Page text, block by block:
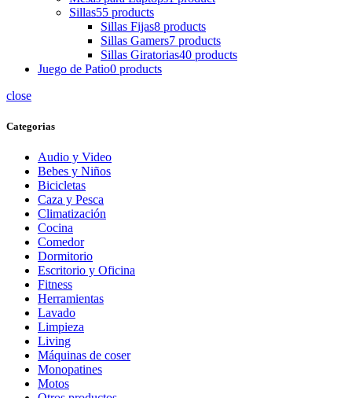
Sillas55 products
Sillas Fijas8 products
Sillas Gamers7 products
Sillas Giratorias40 products
Juego de Patio0 products
close
Categorias
Audio y Video
Bebes y Niños
Bicicletas
Caza y Pesca
Climatización
Cocina
Comedor
Dormitorio
Escritorio y Oficina
Fitness
Herramientas
Lavado
Limpieza
Living
Máquinas de coser
Monopatines
Motos